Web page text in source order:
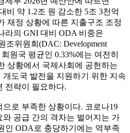
비 약 1.2조 원 감소한 5조 3천억
재정 상황에 따른 지출구조 조정
라의 GNI 대비 ODA 비중은
조위원회(DAC: Development
회원국 평균인 0.33%에는 여전히
상황에서 국제사회에 공헌하는
도국 발전을 지원하기 위한 지속
전략이 필요하다.
로 부족한 상황이다. 코로나19
와 공급 간의 격차는 벌어지는 가
인 ODA로 충당하기에는 역부족